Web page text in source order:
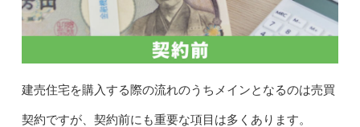
建売住宅を購入する際の流れのうちメインとなるのは売買
契約ですが、契約前にも重要な項目は多くあります。